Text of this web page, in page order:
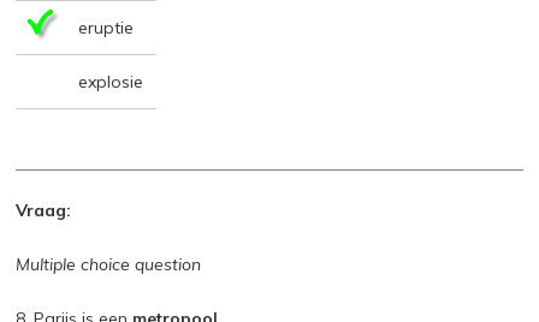
eruptie
explosie
Vraag:
Multiple choice question